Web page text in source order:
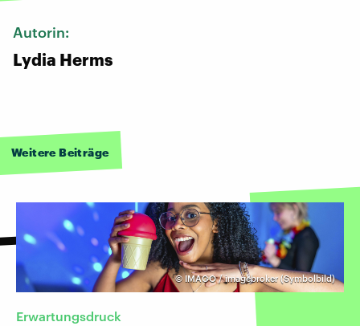
Autorin:
Lydia Herms
Weitere Beiträge
©IMAGO / imagebroker (Symbolbild)
Erwartungsdruck